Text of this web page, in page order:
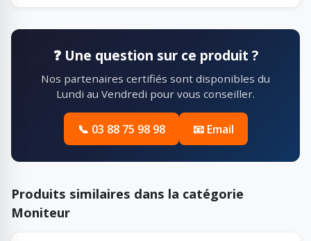
❓ Une question sur ce produit ?
Nos partenaires certifiés sont disponibles du
Lundi au Vendredi pour vous conseiller.
📞 03 88 75 98 98 📧 Email
Produits similaires dans la catégorie
Moniteur